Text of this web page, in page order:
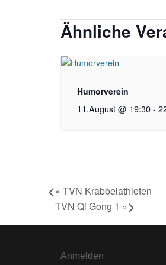
Ähnliche
Humorverein
11.August @ 19:30-
« TVN Krabbelathleten
TVN Qi Gong 1 »
Anmelden